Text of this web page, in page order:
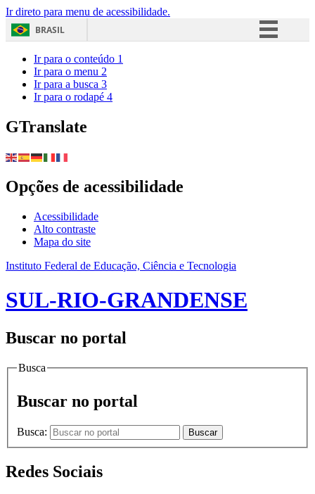
Ir direto para menu de acessibilidade.
BRASIL
Ir para o conteúdo 1
Ir para o menu 2
Ir para a busca 3
Ir para o rodapé 4
GTranslate
Opções de acessibilidade
Acessibilidade
Alto contraste
Mapa do site
Instituto Federal de Educação, Ciência e Tecnologia
SUL-RIO-GRANDENSE
Buscar no portal
Busca
Buscar no portal
Busca: Buscar
Redes Sociais